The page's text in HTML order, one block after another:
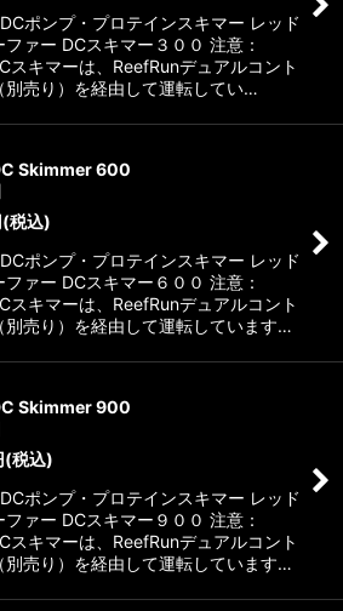
ポンプ・プロテインスキマー レッド
ファー DCスキマー３００ 注意：
スキマーは、ReefRunデュアルコント
別売り）を経由して運転してい…
Skimmer 600
(税込)
ポンプ・プロテインスキマー レッド
ファー DCスキマー６００ 注意：
スキマーは、ReefRunデュアルコント
別売り）を経由して運転しています…
Skimmer 900
(税込)
ポンプ・プロテインスキマー レッド
ファー DCスキマー９００ 注意：
スキマーは、ReefRunデュアルコント
別売り）を経由して運転しています…